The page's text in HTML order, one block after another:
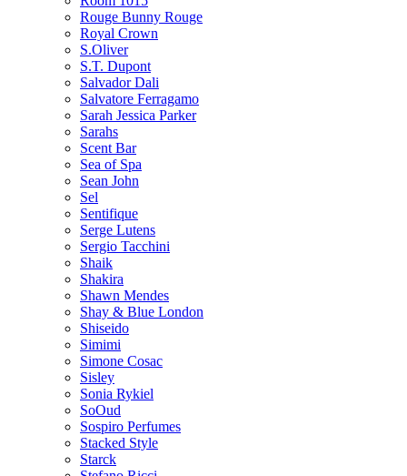
Rouge Bunny Rouge
Royal Crown
S.Oliver
S.T. Dupont
Salvador Dali
Salvatore Ferragamo
Sarah Jessica Parker
Sarahs
Scent Bar
Sea of Spa
Sean John
Sel
Sentifique
Serge Lutens
Sergio Tacchini
Shaik
Shakira
Shawn Mendes
Shay & Blue London
Shiseido
Simimi
Simone Cosac
Sisley
Sonia Rykiel
SoOud
Sospiro Perfumes
Stacked Style
Starck